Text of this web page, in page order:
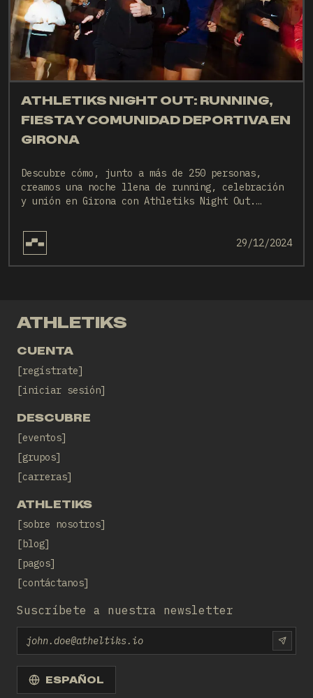
ATHLETIKS NIGHT OUT: RUNNING,
FIESTA Y COMUNIDAD DEPORTIVA EN
GIRONA
Descubre cómo, junto a más de 250 personas,
creamos una noche llena de running, celebración
y unión en Girona con Athletiks Night Out.
inolvidables en un evento único diseñado por
nosotros.
29/12/2024
ATHLETIKS
CUENTA
regístrate
iniciar sesión
DESCUBRE
eventos
grupos
carreras
ATHLETIKS
sobre nosotros
blog
pagos
contáctanos
Suscríbete a nuestra newsletter
Email
ESPAÑOL